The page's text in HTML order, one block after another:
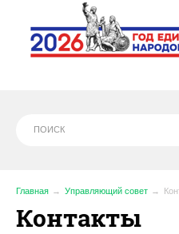
Главная Управляющий совет
Контакты